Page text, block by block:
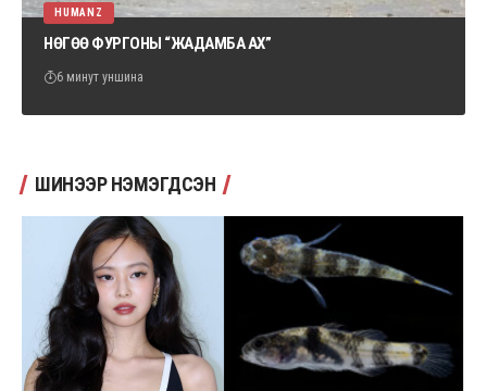
HUMANZ
НӨГӨӨ ФУРГОНЫ “ЖАДАМБА АХ”
6 минут уншина
ШИНЭЭР НЭМЭГДСЭН